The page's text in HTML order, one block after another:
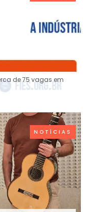
de 75 vagas em
NOTÍCIAS